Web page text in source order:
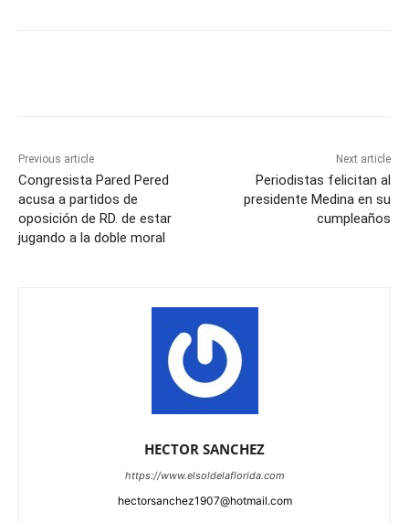
Previous article
Congresista Pared Pered
acusa a partidos de
oposición de RD. de estar
jugando a la doble moral
Next article
Periodistas felicitan al
presidente Medina en su
cumpleaños
HECTOR SANCHEZ
https://www.elsoldelaflorida.com
hectorsanchez1907@hotmail.com